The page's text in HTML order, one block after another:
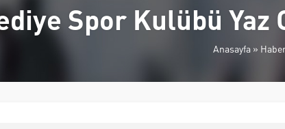
Spor Kulübü Yaz
Anasayfa »